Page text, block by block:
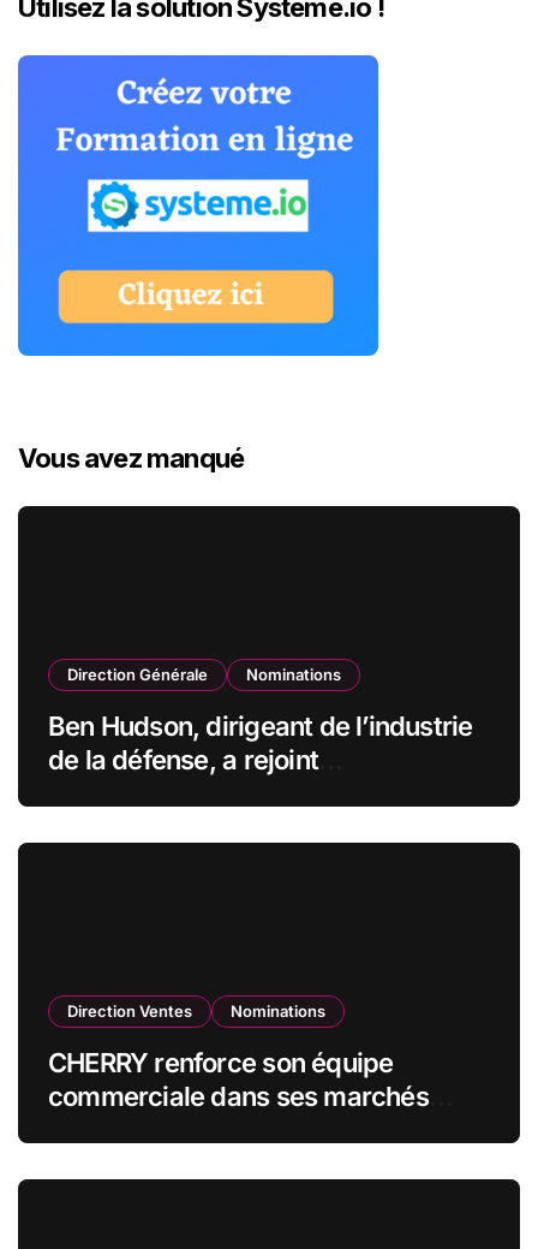
Utilisez la solution Systeme.io !
Vous avez manqué
Direction Générale Nominations
Ben Hudson, dirigeant de l’industrie
de la défense, a rejoint
Direction Ventes Nominations
CHERRY renforce son équipe
commerciale dans ses marchés